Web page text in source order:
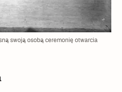
swoją osobą ceremonię otwarcia